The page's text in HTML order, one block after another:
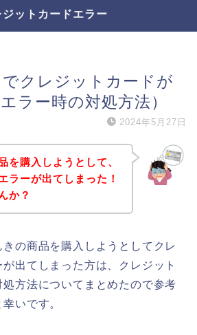
ジットカードエラー
クレジットカードが
ラー時の対処方法）
2024年5月27日
を購入しようとして、
ラーが出てしまった！
か？
の商品を購入しようとしてクレ
出てしまった方は、クレジット
方法についてまとめたので参考
いです。